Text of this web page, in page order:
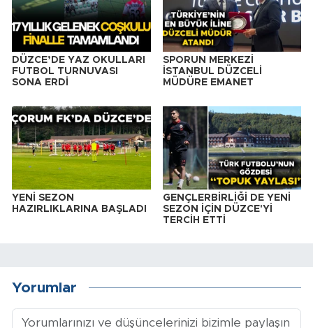
DÜZCE’DE YAZ OKULLARI
FUTBOL TURNUVASI
SONA ERDİ
SPORUN MERKEZİ
İSTANBUL DÜZCELİ
MÜDÜRE EMANET
YENİ SEZON
HAZIRLIKLARINA BAŞLADI
GENÇLERBİRLİĞİ DE YENİ
SEZON İÇİN DÜZCE'Yİ
TERCİH ETTİ
Yorumlar